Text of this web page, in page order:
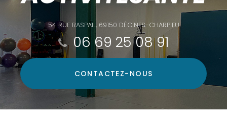
principal
54 RUE RASPAIL, 69150 DÉCINES-CHARPIEU
06 69 25 08 91
CONTACTEZ- NOUS